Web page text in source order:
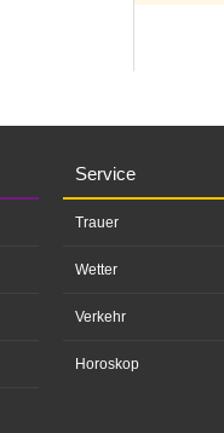
Service
Trauer
Wetter
Verkehr
Horoskop